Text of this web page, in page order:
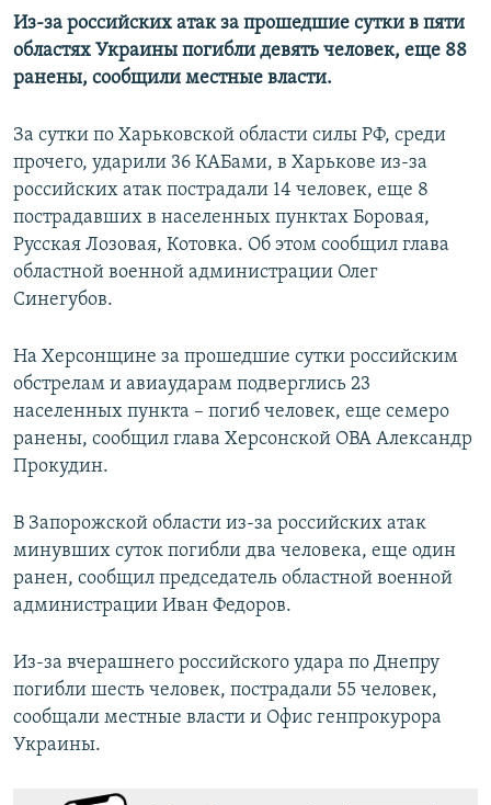
Из-за российских атак за прошедшие сутки в пяти
областях Украины погибли девять человек, еще 88
ранены, сообщили местные власти.
За сутки по Харьковской области силы РФ, среди
прочего, ударили 36 КАБами, в Харькове из-за
российских атак пострадали 14 человек, еще 8
пострадавших в населенных пунктах Боровая,
Русская Лозовая, Котовка. Об этом сообщил глава
областной военной администрации Олег
Синегубов.
На Херсонщине за прошедшие сутки российским
обстрелам и авиаударам подверглись 23
населенных пункта – погиб человек, еще семеро
ранены, сообщил глава Херсонской ОВА Александр
Прокудин.
В Запорожской области из-за российских атак
минувших суток погибли два человека, еще один
ранен, сообщил председатель областной военной
администрации Иван Федоров.
Из-за вчерашнего российского удара по Днепру
погибли шесть человек, пострадали 55 человек,
сообщали местные власти и Офис генпрокурора
Украины.